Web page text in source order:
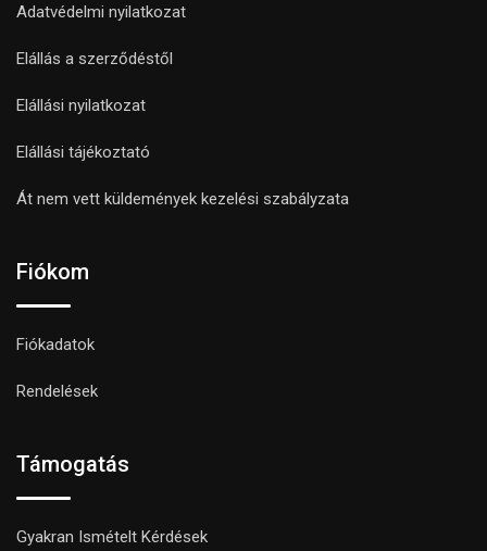
Adatvédelmi nyilatkozat
Elállás a szerződéstől
Elállási nyilatkozat
Elállási tájékoztató
Át nem vett küldemények kezelési szabályzata
Fiókom
Fiókadatok
Rendelések
Támogatás
Gyakran Ismételt Kérdések